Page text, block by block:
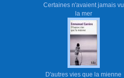
Certaines n'avaient jamais vu
la mer
D'autres vies que la mienne